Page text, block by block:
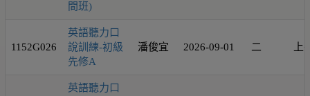
間班)
1152G026
英語聽力口
說訓練-初級
先修A
潘俊宜 2026-09-01 二 上
英語聽力口